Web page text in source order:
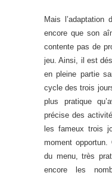
Mais l’adaptation
encore que son
contente pas de
jeu. Ainsi, il est
en pleine partie
cycle des trois
plus pratique
précise des
les fameux trois
moment opportun.
du menu, très
encore les